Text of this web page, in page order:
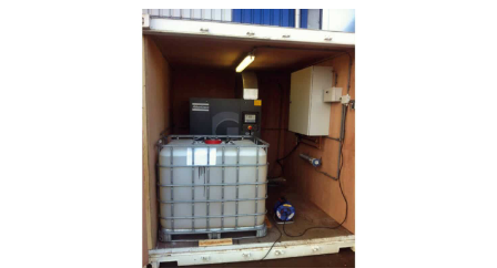
Kunststofafval
Metaalrecyclage
Textielrecyclage